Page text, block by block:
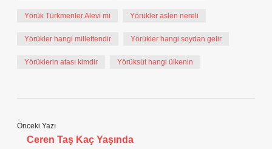
Yörük Türkmenler Alevi mi Yörükler aslen nereli
Yörükler hangi millettendir Yörükler hangi soydan gelir
Yörüklerin atası kimdir Yörüksüt hangi ülkenin
Önceki Yazı
Ceren Taş Kaç Yaşında